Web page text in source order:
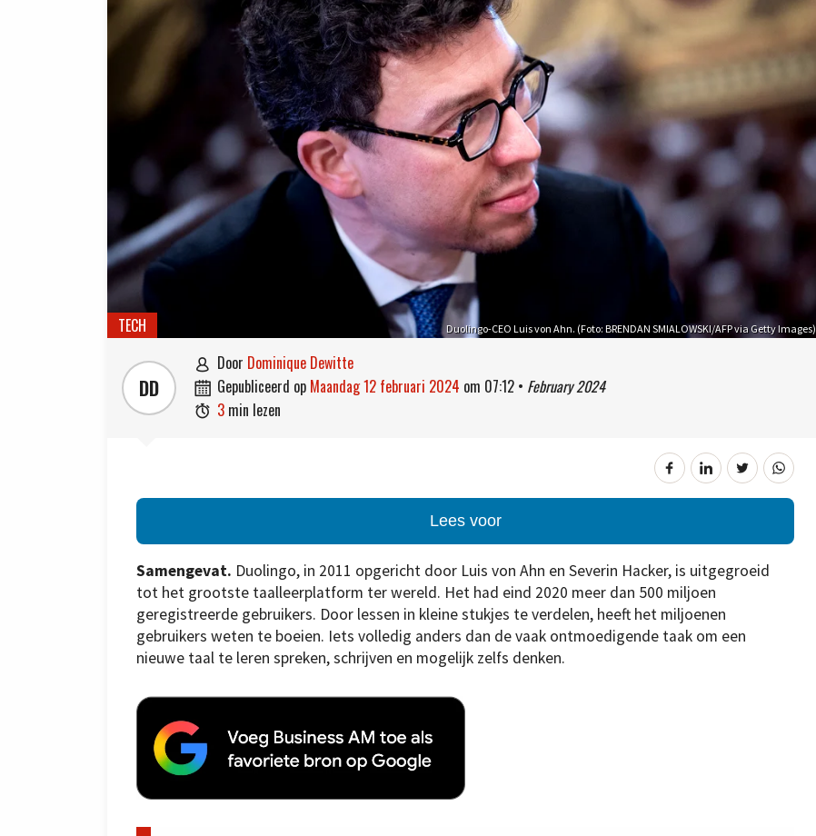
Duolingo-CEO Luis von Ahn. (Foto: BRENDAN SMIALOWSKI/AFP via Getty Images)
TECH
DD
 door Dominique Dewitte
 gepubliceerd op maandag 12 februari 2024 om 07:12 • February 2024
 3 min lezen
Lees voor
Samengevat. Duolingo, in 2011 opgericht door Luis von Ahn en Severin Hacker, is uitgegroeid
tot het grootste taalleerplatform ter wereld. Het had eind 2020 meer dan 500 miljoen
geregistreerde gebruikers. Door lessen in kleine stukjes te verdelen, heeft het miljoenen
gebruikers weten te boeien. Iets volledig anders dan de vaak ontmoedigende taak om een
nieuwe taal te leren spreken, schrijven en mogelijk zelfs denken.